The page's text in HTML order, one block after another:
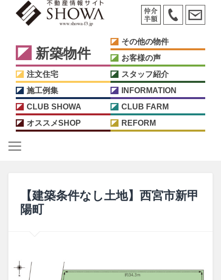
新築物件
その他の物件
お客様の声
注文住宅
スタッフ紹介
施工例集
INFORMATION
CLUB SHOWA
CLUB FARM
オススメSHOP
REFORM
【建築条件なし土地】西宮市新甲
陽町